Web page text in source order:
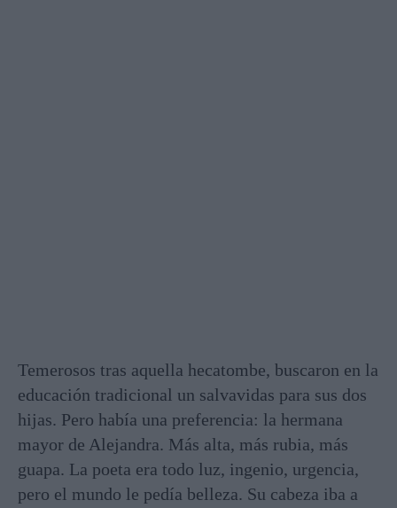
Temerosos tras aquella hecatombe, buscaron en la
educación tradicional un salvavidas para sus dos
hijas. Pero había una preferencia: la hermana
mayor de Alejandra. Más alta, más rubia, más
guapa. La poeta era todo luz, ingenio, urgencia,
pero el mundo le pedía belleza. Su cabeza iba a